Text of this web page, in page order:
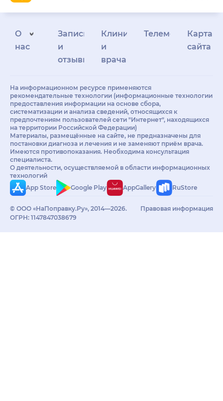
О
нас
Запись
и
отзывы
Клиникам
и
врачам
Телемедицина
Карта
сайта
На информационном ресурсе применяются
рекомендательные технологии (информационные технологии
предоставления информации на основе сбора,
систематизации и анализа сведений, относящихся к
предпочтениям пользователей сети "Интернет", находящихся
на территории Российской Федерации)
Материалы, размещённые на сайте, не предназначены для
постановки диагноза и лечения и не заменяют приём врача.
Имеются противопоказания. Необходима консультация
специалиста.
О деятельности, осуществляемой в области информационных
технологий
App Store
Google Play AppGallery RuStore
© ООО «НаПоправку.Ру», 2014—2026.
ОГРН: 1147847038679
Правовая информация